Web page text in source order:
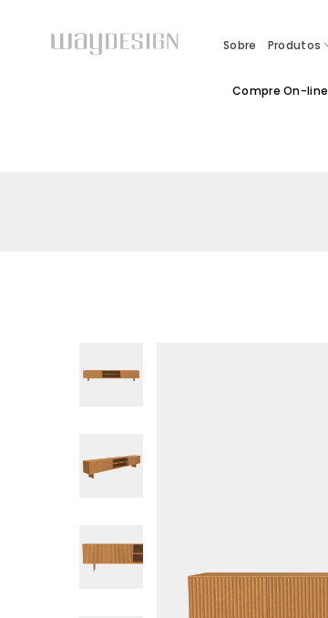
Sobre Produtos
Compre On-line